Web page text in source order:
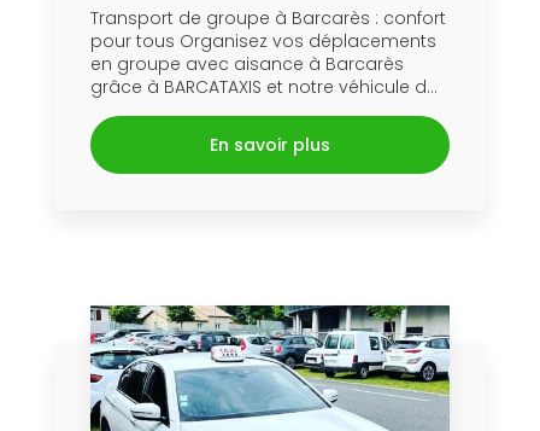
Transport de groupe à Barcarès : confort
pour tous Organisez vos déplacements
en groupe avec aisance à Barcarès
grâce à BARCATAXIS et notre véhicule d...
En savoir plus